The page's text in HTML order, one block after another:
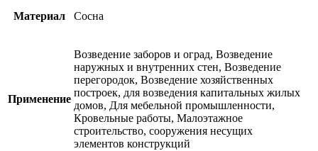
Материал Сосна
Применение
Возведение заборов и оград, Возведение
наружных и внутренних стен, Возведение
перегородок, Возведение хозяйственных
построек, для возведения капитальных жилых
домов, Для мебельной промышленности,
Кровельные работы, Малоэтажное
строительство, сооружения несущих
элементов конструкций